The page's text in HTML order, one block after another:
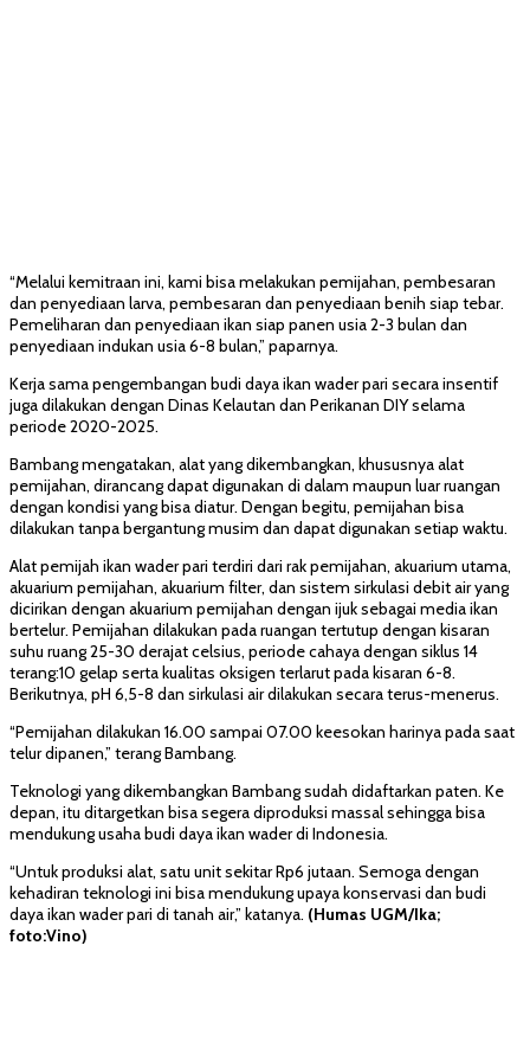
“Melalui kemitraan ini, kami bisa melakukan pemijahan, pembesaran
dan penyediaan larva, pembesaran dan penyediaan benih siap tebar.
Pemeliharan dan penyediaan ikan siap panen usia 2-3 bulan dan
penyediaan indukan usia 6-8 bulan,” paparnya.
Kerja sama pengembangan budi daya ikan wader pari secara insentif
juga dilakukan dengan Dinas Kelautan dan Perikanan DIY selama
periode 2020-2025.
Bambang mengatakan, alat yang dikembangkan, khususnya alat
pemijahan, dirancang dapat digunakan di dalam maupun luar ruangan
dengan kondisi yang bisa diatur. Dengan begitu, pemijahan bisa
dilakukan tanpa bergantung musim dan dapat digunakan setiap waktu.
Alat pemijah ikan wader pari terdiri dari rak pemijahan, akuarium utama,
akuarium pemijahan, akuarium filter, dan sistem sirkulasi debit air yang
dicirikan dengan akuarium pemijahan dengan ijuk sebagai media ikan
bertelur. Pemijahan dilakukan pada ruangan tertutup dengan kisaran
suhu ruang 25-30 derajat celsius, periode cahaya dengan siklus 14
terang:10 gelap serta kualitas oksigen terlarut pada kisaran 6-8.
Berikutnya, pH 6,5-8 dan sirkulasi air dilakukan secara terus-menerus.
“Pemijahan dilakukan 16.00 sampai 07.00 keesokan harinya pada saat
telur dipanen,” terang Bambang.
Teknologi yang dikembangkan Bambang sudah didaftarkan paten. Ke
depan, itu ditargetkan bisa segera diproduksi massal sehingga bisa
mendukung usaha budi daya ikan wader di Indonesia.
“Untuk produksi alat, satu unit sekitar Rp6 jutaan. Semoga dengan
kehadiran teknologi ini bisa mendukung upaya konservasi dan budi
daya ikan wader pari di tanah air,” katanya. (Humas UGM/Ika;
foto:Vino)